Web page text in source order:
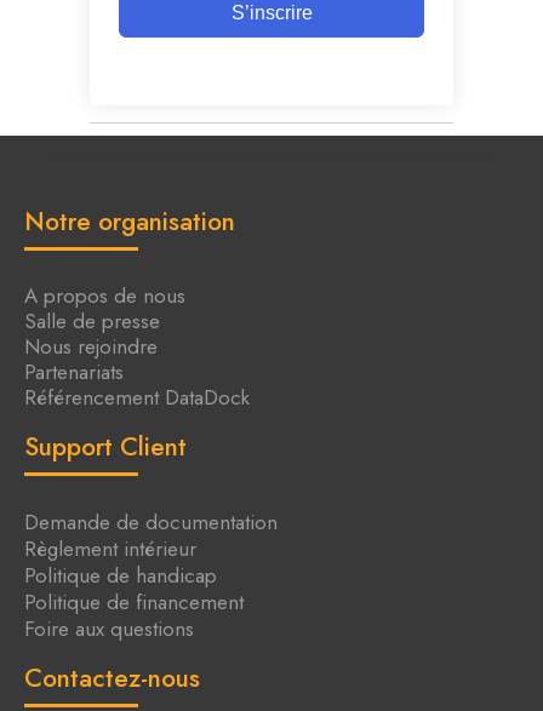
S’inscrire
Notre organisation
A propos de nous
Salle de presse
Nous rejoindre
Partenariats
Référencement DataDock
Support Client
Demande de documentation
Règlement intérieur
Politique de handicap
Politique de financement
Foire aux questions
Contactez-nous